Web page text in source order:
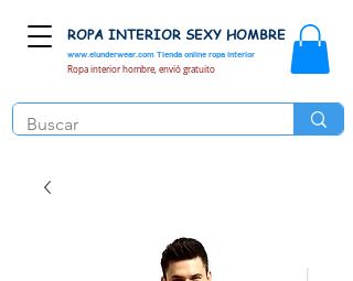
www.elunderwear.com Tienda online ropa interior
ROPA INTERIOR SEXY HOMBRE
Ropa interior hombre, envió gratuito